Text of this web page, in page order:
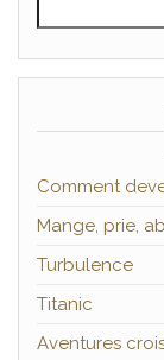
Comment
Mange, prie,
Turbulence
Titanic
Aventures